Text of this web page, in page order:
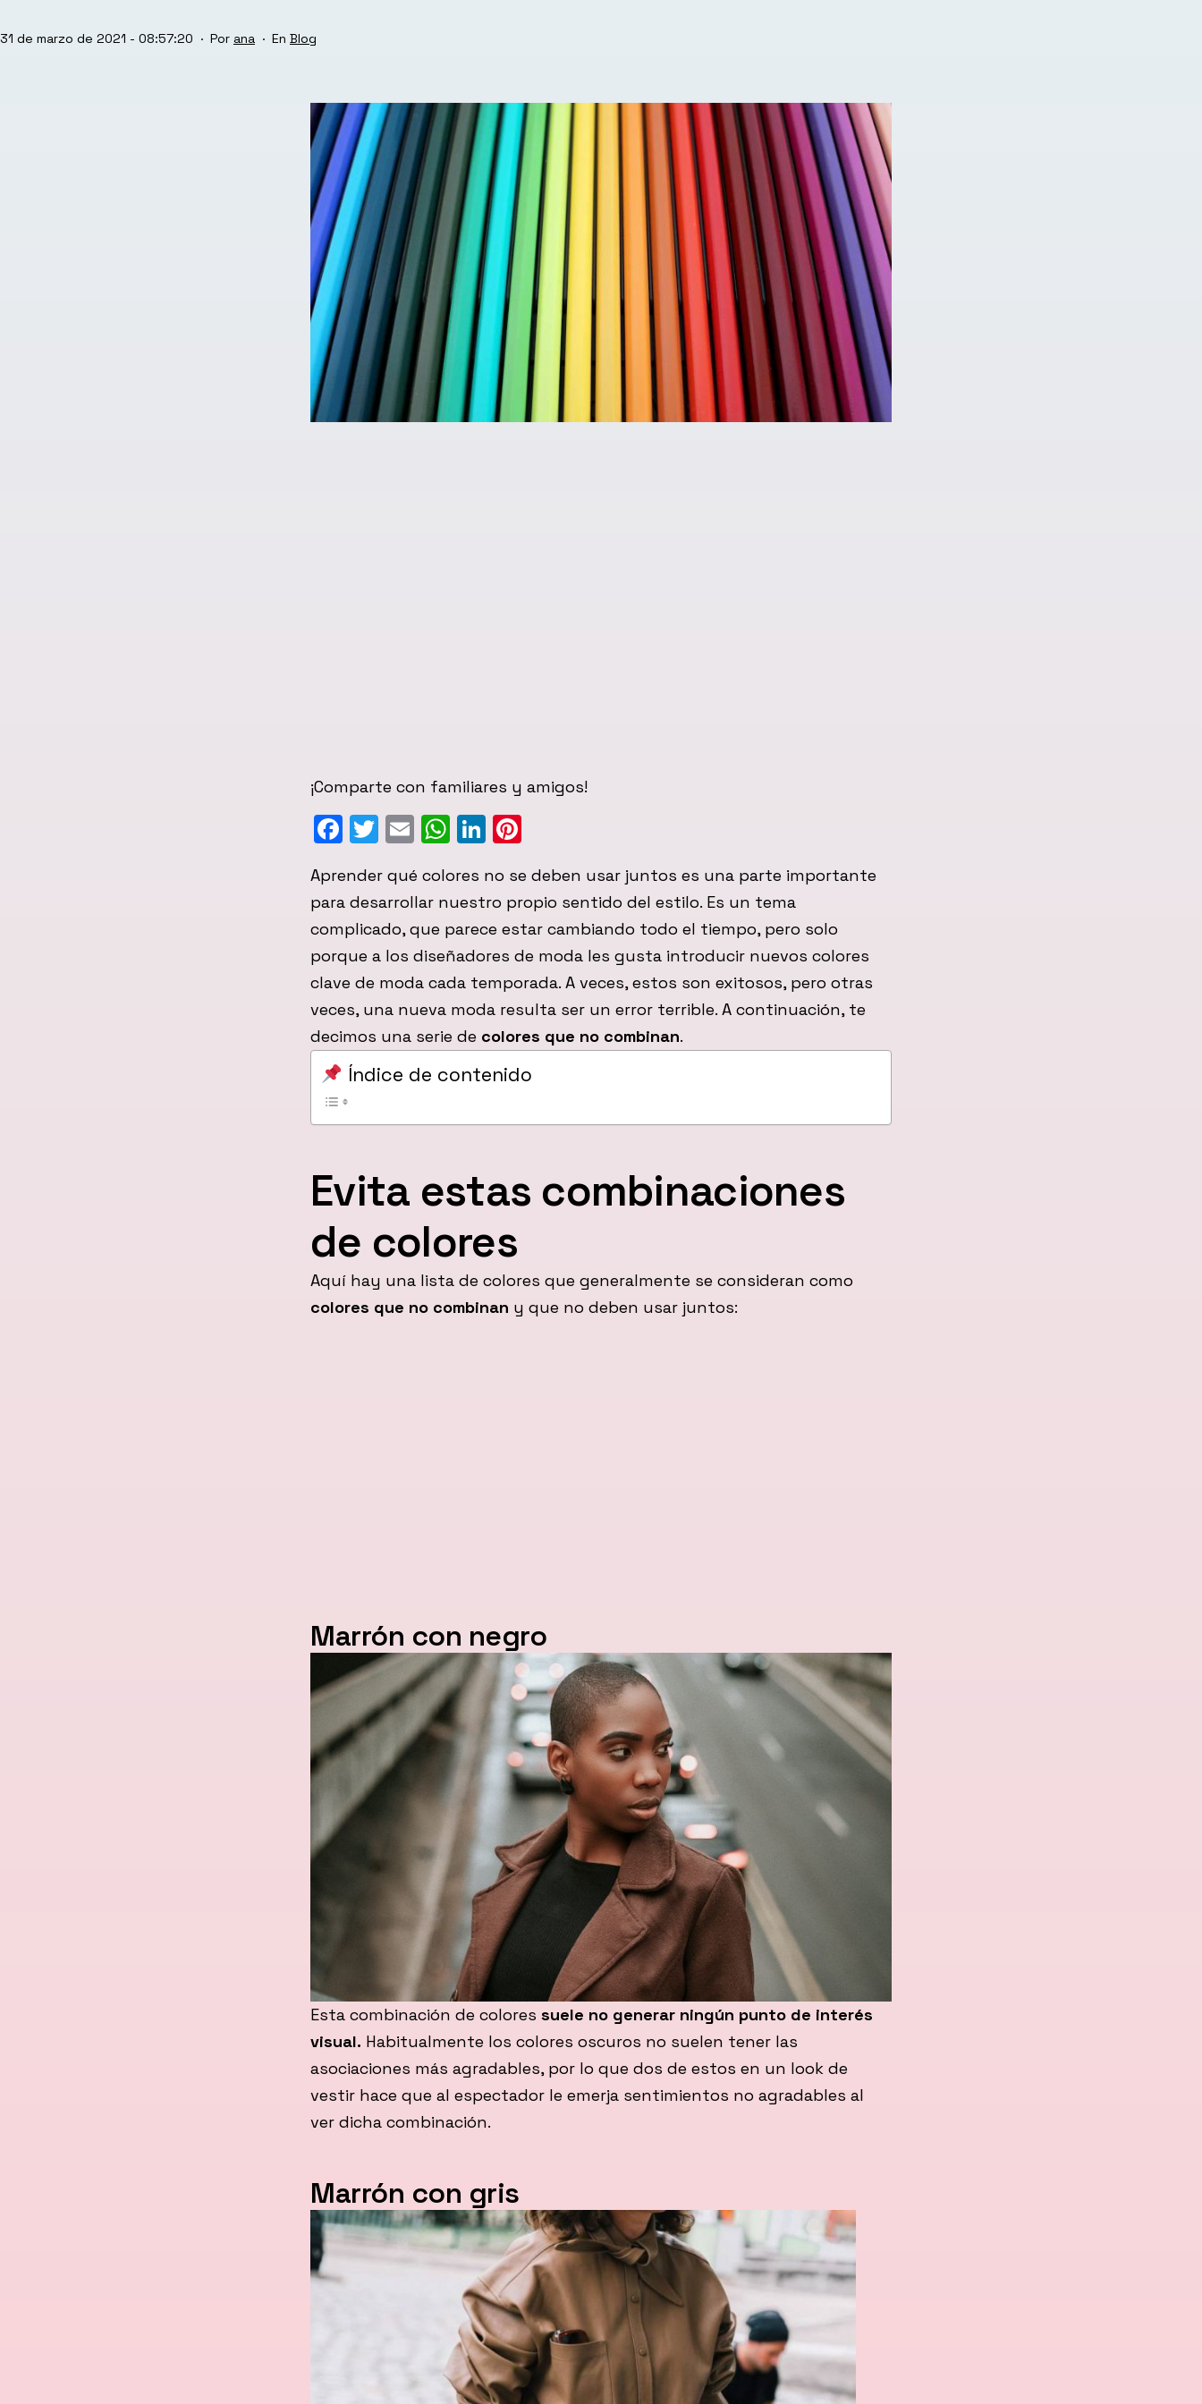
Publicada
31 de marzo de 2021 - 08:57:20 Por ana
Categorizado
Blog
¡Comparte con familiares y amigos!
Facebook
Twitter
EmailWhatsApp
LinkedIn
Aprender qué colores no se deben usar juntos es una parte importante
para desarrollar nuestro propio sentido del estilo. Es un tema
complicado, que parece estar cambiando todo el tiempo, pero solo
porque a los diseñadores de moda les gusta introducir nuevos colores
clave de moda cada temporada. A veces, estos son exitosos, pero otras
veces, una nueva moda resulta ser un error terrible. A continuación, te
decimos una serie de colores que no combinan.
Índice de contenido
Evita estas combinaciones
de colores
Aquí hay una lista de colores que generalmente se consideran como
colores que no combinan y que no deben usar juntos:
Marrón con negro
Esta combinación de colores suele no generar ningún punto de interés
visual. Habitualmente los colores oscuros no suelen tener las
asociaciones más agradables, por lo que dos de estos en un look de
vestir hace que al espectador le emerja sentimientos no agradables al
ver dicha combinación.
Marrón con gris